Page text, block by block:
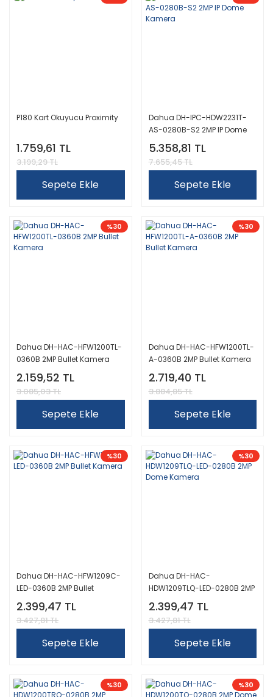
P180 Kart Okuyucu Proximity
1.759,61 TL
3.199,29 TL
Sepete Ekle
Dahua DH-IPC-HDW2231T-
AS-0280B-S2 2MP IP Dome
Kamera
5.358,81 TL
7.655,45 TL
Sepete Ekle
%30
Dahua DH-HAC-HFW1200TL-
0360B 2MP Bullet Kamera
2.159,52 TL
3.085,03 TL
Sepete Ekle
%30
Dahua DH-HAC-HFW1200TL-
A-0360B 2MP Bullet Kamera
2.719,40 TL
3.884,85 TL
Sepete Ekle
%30
Dahua DH-HAC-HFW1209C-
LED-0360B 2MP Bullet
Kamera
2.399,47 TL
3.427,81 TL
Sepete Ekle
%30
Dahua DH-HAC-
HDW1209TLQ-LED-0280B 2MP
Dome Kamera
2.399,47 TL
3.427,81 TL
Sepete Ekle
%30 %30